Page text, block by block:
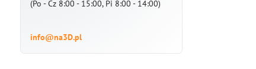
(Po - Cz 8:00 - 15:00, Pi 8:00 - 14:00)
info@na3D.pl